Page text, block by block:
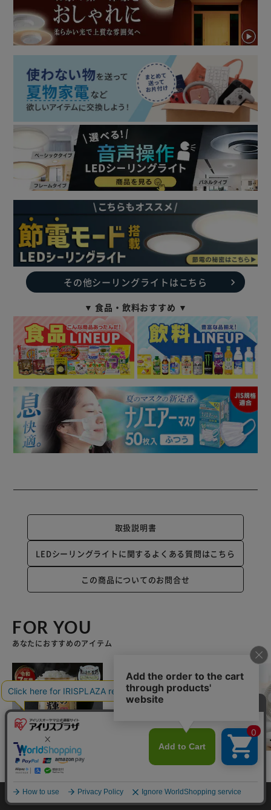
その他シーリングライトはこちら
▼ 食品・飲料おすすめ ▼
取扱説明書
LEDシーリングライトに関するよくある質問はこちら
この商品についてのお問合せ
FOR YOU
あなたにおすすめのアイテム
【15kg】令和7年産 和
の輝き 国産ブレンド 5
イチオシ
¥6,980
IHコンロ 2口 1400W I
¥26,400
サーキュレー
360 i PCF-
PD-W ホワイト
NEW
¥9,980
HOME 探す ログイン お気に入り お知らせ